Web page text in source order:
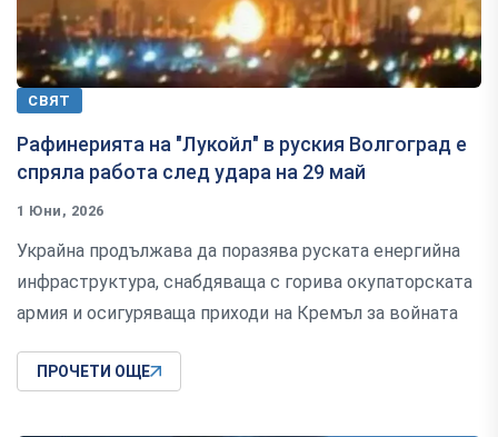
СВЯТ
Рафинерията на "Лукойл" в руския Волгоград е
спряла работа след удара на 29 май
1 Юни, 2026
Украйна продължава да поразява руската енергийна
инфраструктура, снабдяваща с горива окупаторската
армия и осигуряваща приходи на Кремъл за войната
ПРОЧЕТИ ОЩЕ